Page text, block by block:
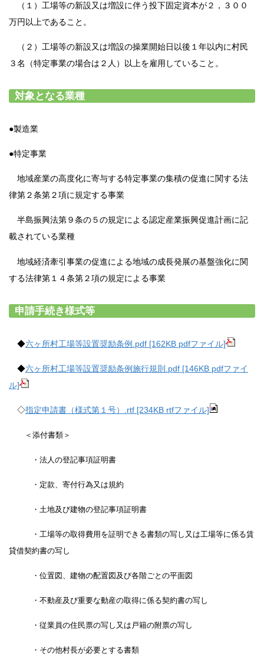
（１）工場等の新設又は増設に伴う投下固定資本が２，３００
万円以上であること。
（２）工場等の新設又は増設の操業開始日以後１年以内に村民
３名（特定事業の場合は２人）以上を雇用していること。
対象となる業種
●製造業
●特定事業
地域産業の高度化に寄与する特定事業の集積の促進に関する法
律第２条第２項に規定する事業
半島振興法第９条の５の規定による認定産業振興促進計画に記
載されている業種
地域経済牽引事業の促進による地域の成長発展の基盤強化に関
する法律第１４条第２項の規定による事業
申請手続き様式等
◆六ヶ所村工場等設置奨励条例.pdf [162KB pdfファイル]
◆六ヶ所村工場等設置奨励条例施行規則.pdf [146KB pdfファイ
ル]
◇指定申請書（様式第１号）.rtf [234KB rtfファイル]
＜添付書類＞
・法人の登記事項証明書
・定款、寄付行為又は規約
・土地及び建物の登記事項証明書
・工場等の取得費用を証明できる書類の写し又は工場等に係る賃
貸借契約書の写し
・位置図、建物の配置図及び各階ごとの平面図
・不動産及び重要な動産の取得に係る契約書の写し
・従業員の住民票の写し又は戸籍の附票の写し
・その他村長が必要とする書類